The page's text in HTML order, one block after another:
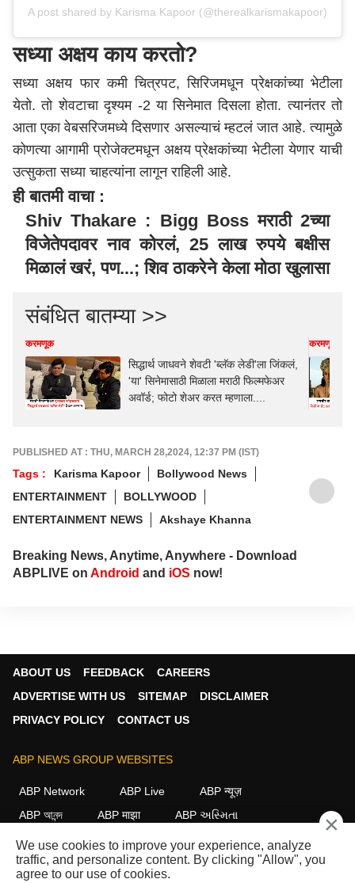
A post shared by Karisma Kapoor (@therealkarismakapoor)
सध्या अक्षय काय करतो?
सध्या अक्षय फार कमी चित्रपट, सिरिजमधून प्रेक्षकांच्या भेटीला
येतो. तो शेवटाचा दृश्यम -2 या सिनेमात दिसला होता. त्यानंतर तो
आता एका वेबसरिजमध्ये दिसणार असल्याचं म्हटलं जात आहे. त्यामुळे
कोणत्या आगामी प्रोजेक्टमधून अक्षय प्रेक्षकांच्या भेटीला येणार याची
उत्सुकता सध्या चाहत्यांना लागून राहिली आहे.
ही बातमी वाचा :
Shiv Thakare : Bigg Boss मराठी 2च्या
विजेतेपदावर नाव कोरलं, 25 लाख रुपये बक्षीस
मिळालं खरं, पण...; शिव ठाकरेने केला मोठा खुलासा
संबंधित बातम्या >>
करमणूक
सिद्धार्थ जाधवने शेवटी 'ब्लॅक लेडी'ला जिंकलं,
'या' सिनेमासाठी मिळाला मराठी फिल्मफेअर
अवॉर्ड; फोटो शेअर करत म्हणाला....
करमणूक
PUBLISHED AT : THU, MARCH 28,2024, 12:37 PM (IST)
Tags : Karisma Kapoor
Bollywood News
ENTERTAINMENT
BOLLYWOOD
ENTERTAINMENT NEWS
Akshaye Khanna
Breaking News, Anytime, Anywhere - Download
ABPLIVE on Android and iOS now!
ABOUT US FEEDBACK
CAREERS
ADVERTISE WITH US
SITEMAP
DISCLAIMER
PRIVACY POLICY
CONTACT US
ABP NEWS GROUP WEBSITES
ABP Network ABP Live
ABP न्यूज़
ABP আনন্দ
ABP माझा
ABP અસ્મિતા
ABP Ganga
ABP ਸਾਂਝਾ ABP நாடு ABP దేశం
FOLLOW US
×
We use cookies to improve your experience, analyze
traffic, and personalize content. By clicking "Allow", you
agree to our use of cookies.